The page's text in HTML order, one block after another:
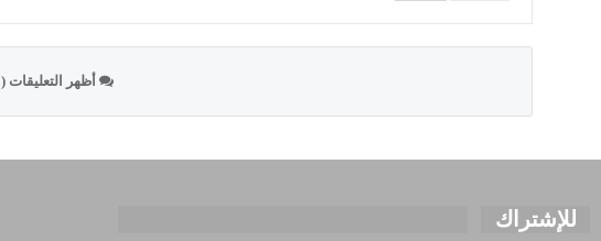
أظهر التعليقات (1)
للإشتراك